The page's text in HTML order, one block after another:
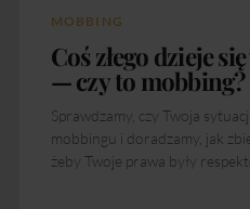
MOBBING
Coś złego dzieje
— czy to mobbing?
Sprawdzamy, czy Twoja
mobbingu i doradzamy, jak
żeby Twoje prawa były